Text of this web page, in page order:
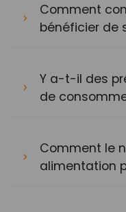
Comment
bénéficier de
Y a-t-il des
de
Comment le
alimentation